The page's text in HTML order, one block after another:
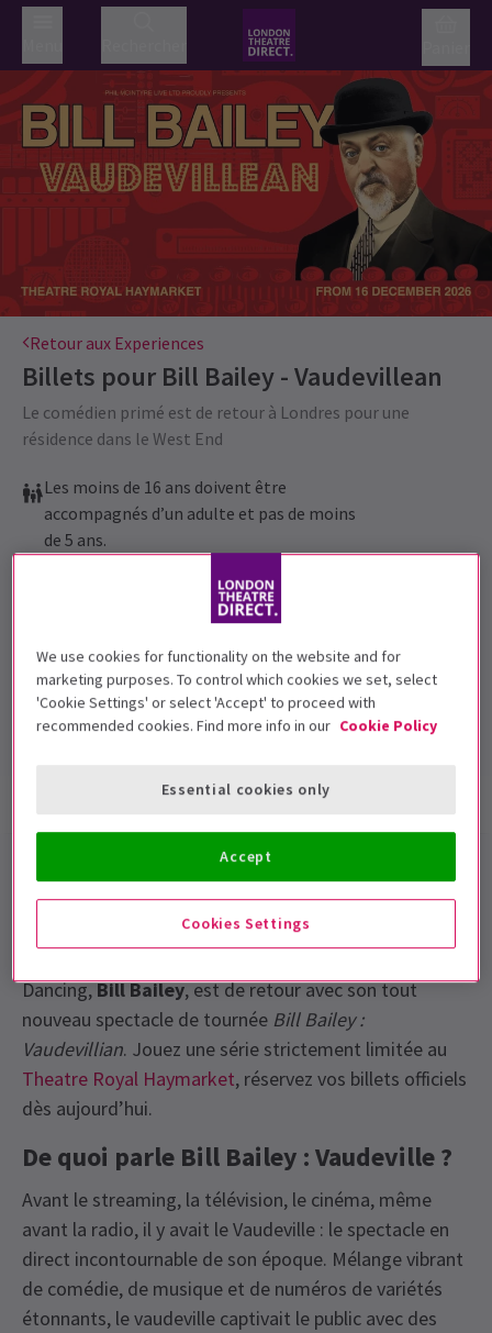
Retour aux Experiences
Billets pour Bill Bailey - Vaudevillean
Le comédien primé est de retour à Londres pour une
résidence dans le West End
Les moins de 16 ans doivent être
accompagnés d’un adulte et pas de moins
de 5 ans.
Dates de représentation
16 December 2026 - 6 February 2027
Theatre Royal Haymarket
Durée: 2hrs 30mins
Inclut un entracte
Infos spectacle Dates et horaires
Bill Bailey : Billets pour le
Vaudeville à Londres
Dancing,Bill Bailey, est de retour avec son tout
nouveau spectacle de tournée Bill Bailey :
Vaudevillian. Jouez une série strictement limitée au
Theatre Royal Haymarket, réservez vos billets officiels
dès aujourd’hui.
De quoi parle Bill Bailey : Vaudeville ?
Avant le streaming, la télévision, le cinéma, même
avant la radio, il y avait le Vaudeville : le spectacle en
direct incontournable de son époque. Mélange vibrant
de comédie, de musique et de numéros de variétés
étonnants, le vaudeville captivait le public avec des
We use cookies for functionality on the website and for
marketing purposes. To control which cookies we set, select
'Cookie Settings' or select 'Accept' to proceed with
recommended cookies. Find more info in our Cookie Policy
Cookies Settings
Essential cookies only
Accept